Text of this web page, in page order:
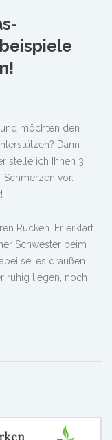
möchten den
Dann
stelle ich Ihnen 3
vor.
Rücken. Er erklärt
Schwester beim
sei es draußen
ruhig liegen, noch